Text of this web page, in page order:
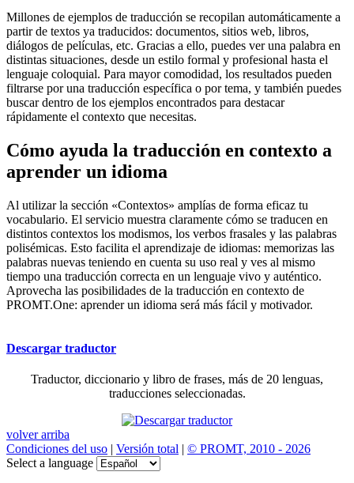
Millones de ejemplos de traducción se recopilan automáticamente a
partir de textos ya traducidos: documentos, sitios web, libros,
diálogos de películas, etc. Gracias a ello, puedes ver una palabra en
distintas situaciones, desde un estilo formal y profesional hasta el
lenguaje coloquial. Para mayor comodidad, los resultados pueden
filtrarse por una traducción específica o por tema, y también puedes
buscar dentro de los ejemplos encontrados para destacar
rápidamente el contexto que necesitas.
Cómo ayuda la traducción en contexto a
aprender un idioma
Al utilizar la sección «Contextos» amplías de forma eficaz tu
vocabulario. El servicio muestra claramente cómo se traducen en
distintos contextos los modismos, los verbos frasales y las palabras
polisémicas. Esto facilita el aprendizaje de idiomas: memorizas las
palabras nuevas teniendo en cuenta su uso real y ves al mismo
tiempo una traducción correcta en un lenguaje vivo y auténtico.
Aprovecha las posibilidades de la traducción en contexto de
PROMT.One: aprender un idioma será más fácil y motivador.
Descargar traductor
Traductor, diccionario y libro de frases, más de 20 lenguas,
traducciones seleccionadas.
volver arriba
Condiciones del uso | Versión total | © PROMT, 2010 - 2026
Select a language